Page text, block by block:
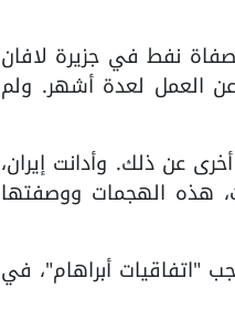
نفط في جزيرة لافان
العمل لعدة أشهر. ولم
عن ذلك. وأدانت إيران،
هذه الهجمات ووصفتها
"اتفاقيات أبراهام"، في